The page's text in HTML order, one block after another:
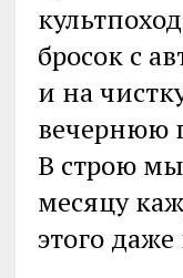
бросок с
и на
вечернюю
В строю
месяцу
этого